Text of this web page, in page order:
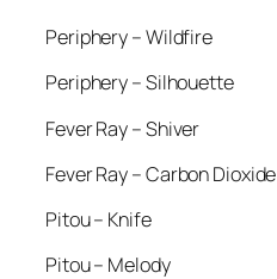
Periphery – Wildfire
Periphery – Silhouette
Fever Ray – Shiver
Fever Ray – Carbon Dioxide
Pitou – Knife
Pitou – Melody